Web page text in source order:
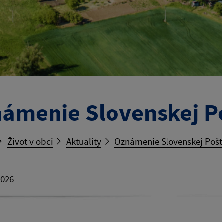
Slovenskej
Život v obci Aktuality Oznámenie Slovenskej